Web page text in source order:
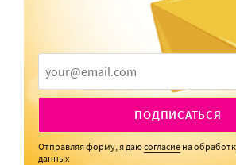
ПОДПИСАТЬСЯ
Отправляя форму, я даюсогласие на
данных